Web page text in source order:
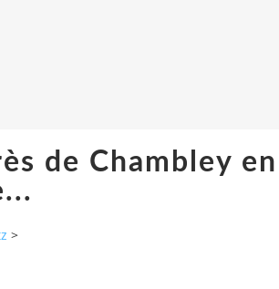
de Chambley en
>